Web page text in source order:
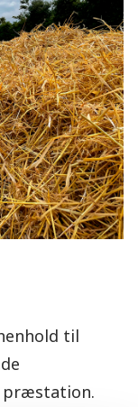
til
præstation.